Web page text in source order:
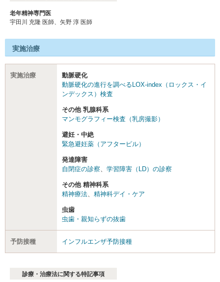
老年精神専門医
宇田川 充隆 医師、矢野 淳 医師
実施治療
実施治療
動脈硬化
動脈硬化の進行を調べるLOX-index（ロックス・イ
ンデックス）検査
その他 乳腺科系
マンモグラフィー検査（乳房撮影）
避妊・中絶
緊急避妊薬（アフターピル）
発達障害
自閉症の診察
学習障害（LD）の診察
その他 精神科系
精神療法
精神科デイ・ケア
虫歯
虫歯・親知らずの抜歯
予防接種 インフルエンザ予防接種
診療・治療法に関する特記事項